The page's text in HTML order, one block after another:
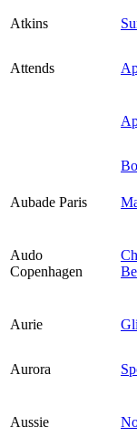
Atkins
Attends
Aubade Paris
Audo
Copenhagen
Aurie
Aurora
Aussie